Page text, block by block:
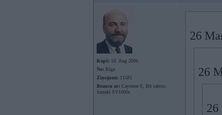
Kopš: 10. Aug 2006
No: Rīga
Ziņojumi: 11581
Braucu ar: Cayenne S, B6 cabrio;
Suzuki SV1000s
26
26
26